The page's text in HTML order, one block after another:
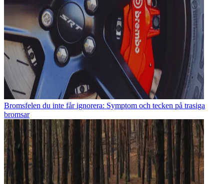
Bromsfelen du inte får ignorera: Symptom och tecken på trasiga
bromsar